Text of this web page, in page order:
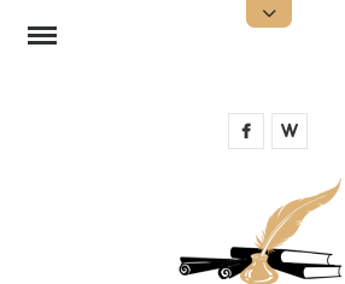
Открыть
Facebook